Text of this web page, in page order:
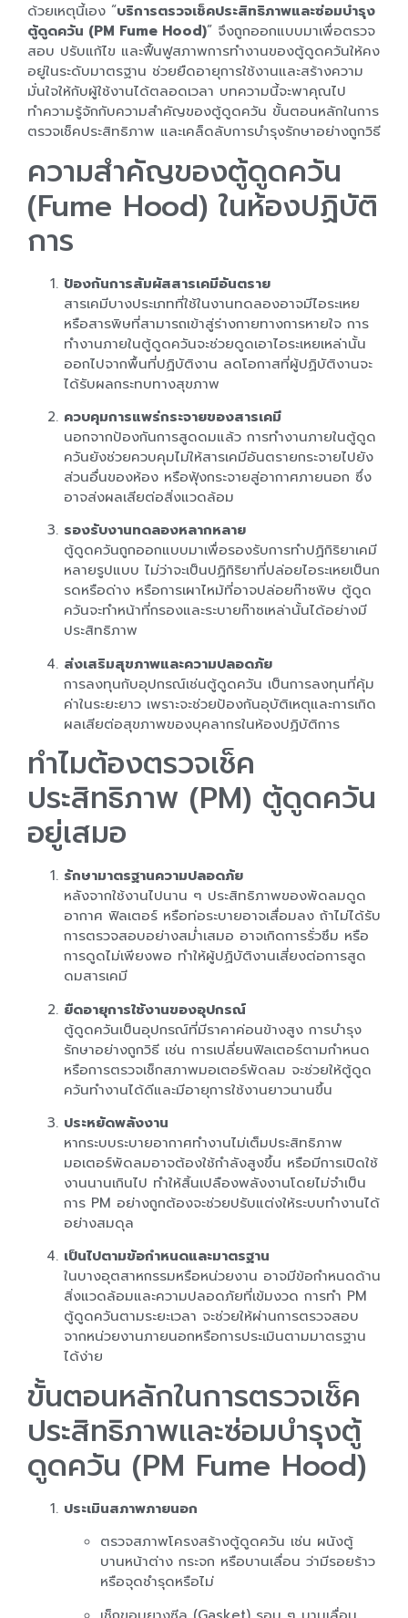
ด้วยเหตุนี้เอง “บริการตรวจเช็คประสิทธิภาพและซ่อมบำรุง
ตู้ดูดควัน (PM Fume Hood)” จึงถูกออกแบบมาเพื่อตรวจ
สอบ ปรับแก้ไข และฟื้นฟูสภาพการทำงานของตู้ดูดควันให้คง
อยู่ในระดับมาตรฐาน ช่วยยืดอายุการใช้งานและสร้างความ
มั่นใจให้กับผู้ใช้งานได้ตลอดเวลา บทความนี้จะพาคุณไป
ทำความรู้จักกับความสำคัญของตู้ดูดควัน ขั้นตอนหลักในการ
ตรวจเช็คประสิทธิภาพ และเคล็ดลับการบำรุงรักษาอย่างถูกวิธี
ความสำคัญของตู้ดูดควัน
(Fume Hood) ในห้องปฏิบัติ
การ
ป้องกันการสัมผัสสารเคมีอันตราย
สารเคมีบางประเภทที่ใช้ในงานทดลองอาจมีไอระเหย
หรือสารพิษที่สามารถเข้าสู่ร่างกายทางการหายใจ การ
ทำงานภายในตู้ดูดควันจะช่วยดูดเอาไอระเหยเหล่านั้น
ออกไปจากพื้นที่ปฏิบัติงาน ลดโอกาสที่ผู้ปฏิบัติงานจะ
ได้รับผลกระทบทางสุขภาพ
ควบคุมการแพร่กระจายของสารเคมี
นอกจากป้องกันการสูดดมแล้ว การทำงานภายในตู้ดูด
ควันยังช่วยควบคุมไม่ให้สารเคมีอันตรายกระจายไปยัง
ส่วนอื่นของห้อง หรือฟุ้งกระจายสู่อากาศภายนอก ซึ่ง
อาจส่งผลเสียต่อสิ่งแวดล้อม
รองรับงานทดลองหลากหลาย
ตู้ดูดควันถูกออกแบบมาเพื่อรองรับการทำปฏิกิริยาเคมี
หลายรูปแบบ ไม่ว่าจะเป็นปฏิกิริยาที่ปล่อยไอระเหยเป็นก
รดหรือด่าง หรือการเผาไหม้ที่อาจปล่อยก๊าซพิษ ตู้ดูด
ควันจะทำหน้าที่กรองและระบายก๊าซเหล่านั้นได้อย่างมี
ประสิทธิภาพ
ส่งเสริมสุขภาพและความปลอดภัย
การลงทุนกับอุปกรณ์เช่นตู้ดูดควัน เป็นการลงทุนที่คุ้ม
ค่าในระยะยาว เพราะจะช่วยป้องกันอุบัติเหตุและการเกิด
ผลเสียต่อสุขภาพของบุคลากรในห้องปฏิบัติการ
ทำไมต้องตรวจเช็ค
ประสิทธิภาพ (PM) ตู้ดูดควัน
อยู่เสมอ
รักษามาตรฐานความปลอดภัย
หลังจากใช้งานไปนาน ๆ ประสิทธิภาพของพัดลมดูด
อากาศ ฟิลเตอร์ หรือท่อระบายอาจเสื่อมลง ถ้าไม่ได้รับ
การตรวจสอบอย่างสม่ำเสมอ อาจเกิดการรั่วซึม หรือ
การดูดไม่เพียงพอ ทำให้ผู้ปฏิบัติงานเสี่ยงต่อการสูด
ดมสารเคมี
ยืดอายุการใช้งานของอุปกรณ์
ตู้ดูดควันเป็นอุปกรณ์ที่มีราคาค่อนข้างสูง การบำรุง
รักษาอย่างถูกวิธี เช่น การเปลี่ยนฟิลเตอร์ตามกำหนด
หรือการตรวจเช็กสภาพมอเตอร์พัดลม จะช่วยให้ตู้ดูด
ควันทำงานได้ดีและมีอายุการใช้งานยาวนานขึ้น
ประหยัดพลังงาน
หากระบบระบายอากาศทำงานไม่เต็มประสิทธิภาพ
มอเตอร์พัดลมอาจต้องใช้กำลังสูงขึ้น หรือมีการเปิดใช้
งานนานเกินไป ทำให้สิ้นเปลืองพลังงานโดยไม่จำเป็น
การ PM อย่างถูกต้องจะช่วยปรับแต่งให้ระบบทำงานได้
อย่างสมดุล
เป็นไปตามข้อกำหนดและมาตรฐาน
ในบางอุตสาหกรรมหรือหน่วยงาน อาจมีข้อกำหนดด้าน
สิ่งแวดล้อมและความปลอดภัยที่เข้มงวด การทำ PM
ตู้ดูดควันตามระยะเวลา จะช่วยให้ผ่านการตรวจสอบ
จากหน่วยงานภายนอกหรือการประเมินตามมาตรฐาน
ได้ง่าย
ขั้นตอนหลักในการตรวจเช็ค
ประสิทธิภาพและซ่อมบำรุงตู้
ดูดควัน (PM Fume Hood)
ประเมินสภาพภายนอก
ตรวจสภาพโครงสร้างตู้ดูดควัน เช่น ผนังตู้
บานหน้าต่าง กระจก หรือบานเลื่อน ว่ามีรอยร้าว
หรือจุดชำรุดหรือไม่